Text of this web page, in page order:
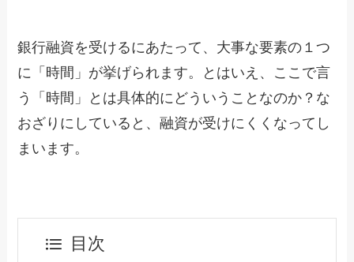
銀行融資を受けるにあたって、大事な要素の１つ
に「時間」が挙げられます。とはいえ、ここで言
う「時間」とは具体的にどういうことなのか？な
おざりにしていると、融資が受けにくくなってし
まいます。
目次